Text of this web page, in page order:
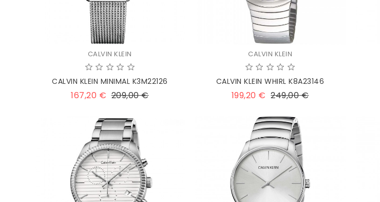
CALVIN KLEIN
CALVIN KLEIN MINIMAL K3M22126
167,20 € Prezzo
209,00 €Prezzo
CALVIN KLEIN
CALVIN KLEIN WHIRL K8A23146
199,20 € Prezzo
249,00 €Prezzo